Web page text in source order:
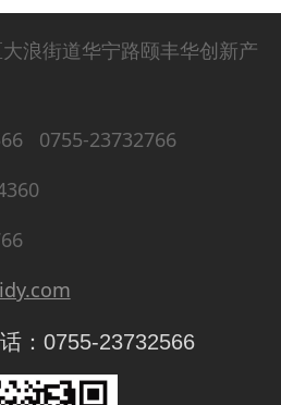
浪街道华宁路颐丰华创新产
0755-23732766
23732566